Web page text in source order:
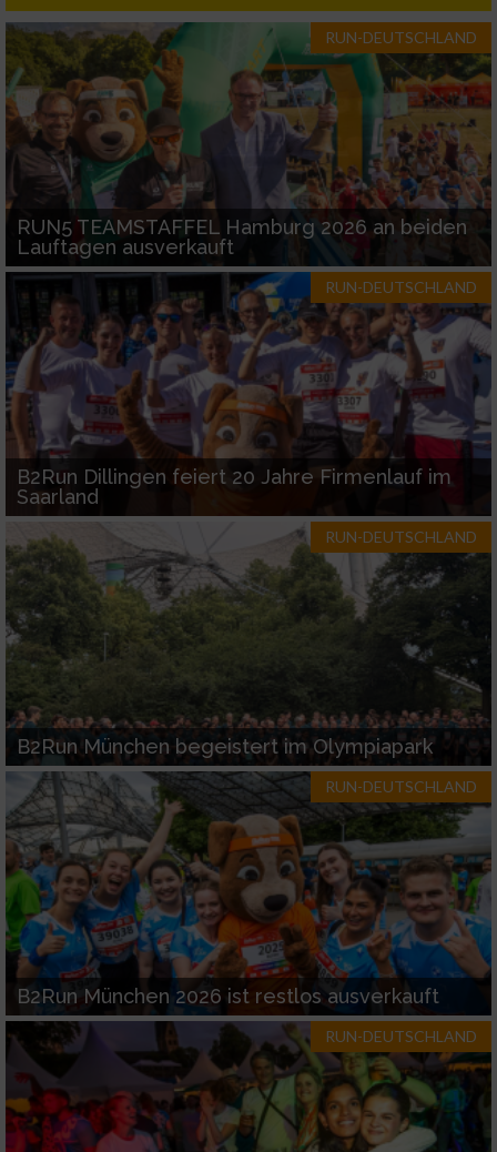
RUN-DEUTSCHLAND
RUN5 TEAMSTAFFEL Hamburg 2026 an beiden
Lauftagen ausverkauft
RUN-DEUTSCHLAND
B2Run Dillingen feiert 20 Jahre Firmenlauf im
Saarland
RUN-DEUTSCHLAND
B2Run München begeistert im Olympiapark
RUN-DEUTSCHLAND
B2Run München 2026 ist restlos ausverkauft
RUN-DEUTSCHLAND
Performance
Funktional
Werbung